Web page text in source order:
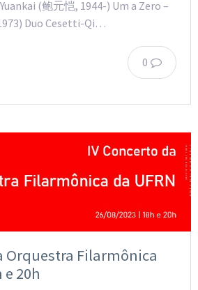
(鲍元恺, 1944-) Um a Zero –
Duo Cesetti-Qi…
0
Orquestra Filarmônica
e 20h